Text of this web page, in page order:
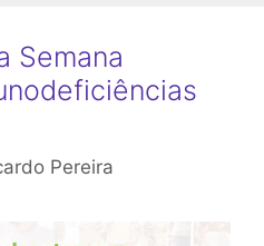
Semana
Pereira